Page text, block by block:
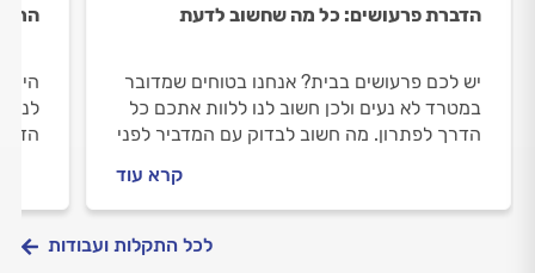
הדברת פרעושים: כל מה שחשוב לדעת
יש לכם פרעושים בבית? אנחנו בטוחים שמדובר
במטרד לא נעים ולכן חשוב לנו ללוות אתכם כל
הדרך לפתרון. מה חשוב לבדוק עם המדביר לפני
קרא עוד
לכל התקלות ועבודות